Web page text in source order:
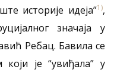
историје идеја”1),
значаја у
Ребац. Бавила се
је “увиђала” у